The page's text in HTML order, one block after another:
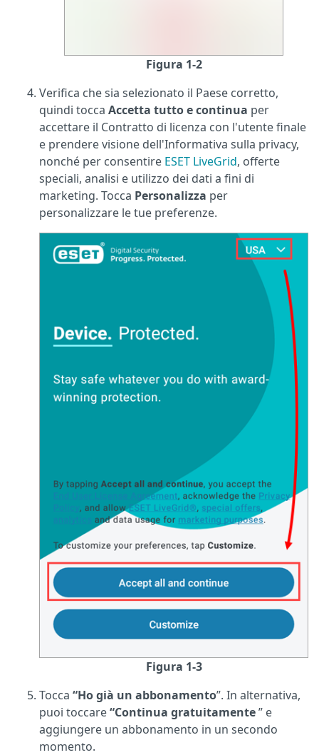
Figura 1-2
Verifica che sia selezionato il Paese corretto,
quindi tocca Accetta tutto e continua per
accettare il Contratto di licenza con l'utente finale
e prendere visione dell'Informativa sulla privacy,
nonché per consentire ESET LiveGrid, offerte
speciali, analisi e utilizzo dei dati a fini di
marketing. Tocca Personalizza per
personalizzare le tue preferenze.
Figura 1-3
Tocca “Ho già un abbonamento”. In alternativa,
puoi toccare“Continua gratuitamente” e
aggiungere un abbonamento in un secondo
momento.